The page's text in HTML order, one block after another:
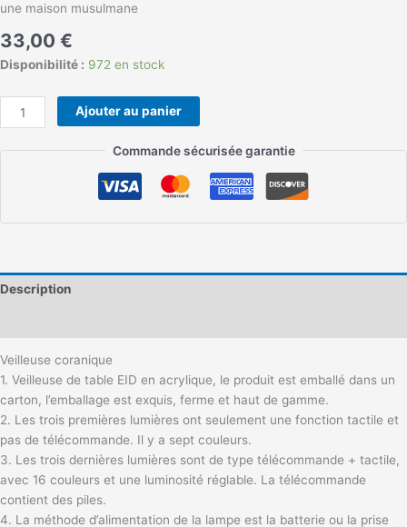
une maison musulmane
33,00 €
Disponibilité : 972 en stock
Ajouter au panier
Commande sécurisée garantie
Description
Veilleuse coranique
1. Veilleuse de table EID en acrylique, le produit est emballé dans un
carton, l’emballage est exquis, ferme et haut de gamme.
2. Les trois premières lumières ont seulement une fonction tactile et
pas de télécommande. Il y a sept couleurs.
3. Les trois dernières lumières sont de type télécommande + tactile,
avec 16 couleurs et une luminosité réglable. La télécommande
contient des piles.
4. La méthode d’alimentation de la lampe est la batterie ou la prise